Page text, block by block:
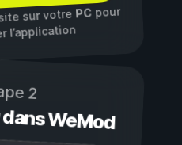
sur votre PCpour
l’application
2
WeMod